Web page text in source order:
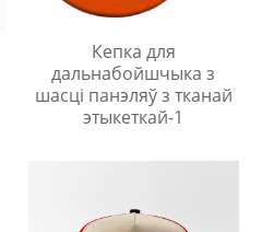
Кепка для
дальнабойшчыка з
шасці панэляў з тканай
этыкеткай-1